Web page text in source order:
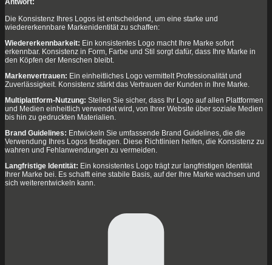
Antwort:
Die Konsistenz Ihres Logos ist entscheidend, um eine starke und
wiedererkennbare Markenidentität zu schaffen:
Wiedererkennbarkeit: Ein konsistentes Logo macht Ihre Marke sofort
erkennbar. Konsistenz in Form, Farbe und Stil sorgt dafür, dass Ihre Marke in
den Köpfen der Menschen bleibt.
Markenvertrauen: Ein einheitliches Logo vermittelt Professionalität und
Zuverlässigkeit. Konsistenz stärkt das Vertrauen der Kunden in Ihre Marke.
Multiplattform-Nutzung: Stellen Sie sicher, dass Ihr Logo auf allen Plattformen
und Medien einheitlich verwendet wird, von Ihrer Website über soziale Medien
bis hin zu gedruckten Materialien.
Brand Guidelines: Entwickeln Sie umfassende Brand Guidelines, die die
Verwendung Ihres Logos festlegen. Diese Richtlinien helfen, die Konsistenz zu
wahren und Fehlanwendungen zu vermeiden.
Langfristige Identität: Ein konsistentes Logo trägt zur langfristigen Identität
Ihrer Marke bei. Es schafft eine stabile Basis, auf der Ihre Marke wachsen und
sich weiterentwickeln kann.